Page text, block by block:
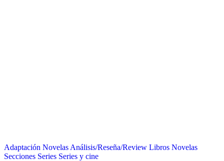
Adaptación Novelas Análisis/Reseña/Review Libros Novelas
Secciones Series Series y cine